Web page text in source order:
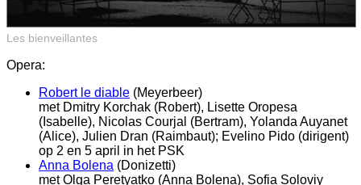
Les bienveillantes
Opera:
Robert le diable (Meyerbeer)
met Dmitry Korchak (Robert), Lisette Oropesa
(Isabelle), Nicolas Courjal (Bertram), Yolanda Auyanet
(Alice), Julien Dran (Raimbaut); Evelino Pido (dirigent)
op 2 en 5 april in het PSK
Anna Bolena (Donizetti)
met Olga Peretyatko (Anna Bolena), Sofia Soloviy